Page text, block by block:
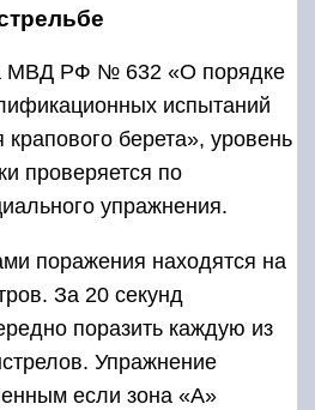
МВД РФ № 632 «О порядке
испытаний
берета», уровень
проверяется по
упражнения.
поражения находятся на
За 20 секунд
поразить каждую из
Упражнение
если зона «А»